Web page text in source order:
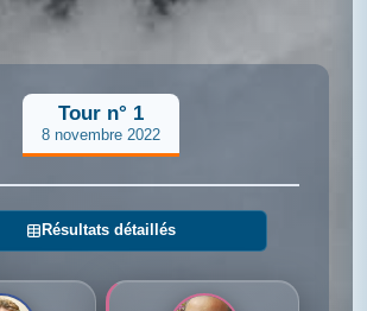
Tour n° 1
8 novembre 2022
Résultats détaillés